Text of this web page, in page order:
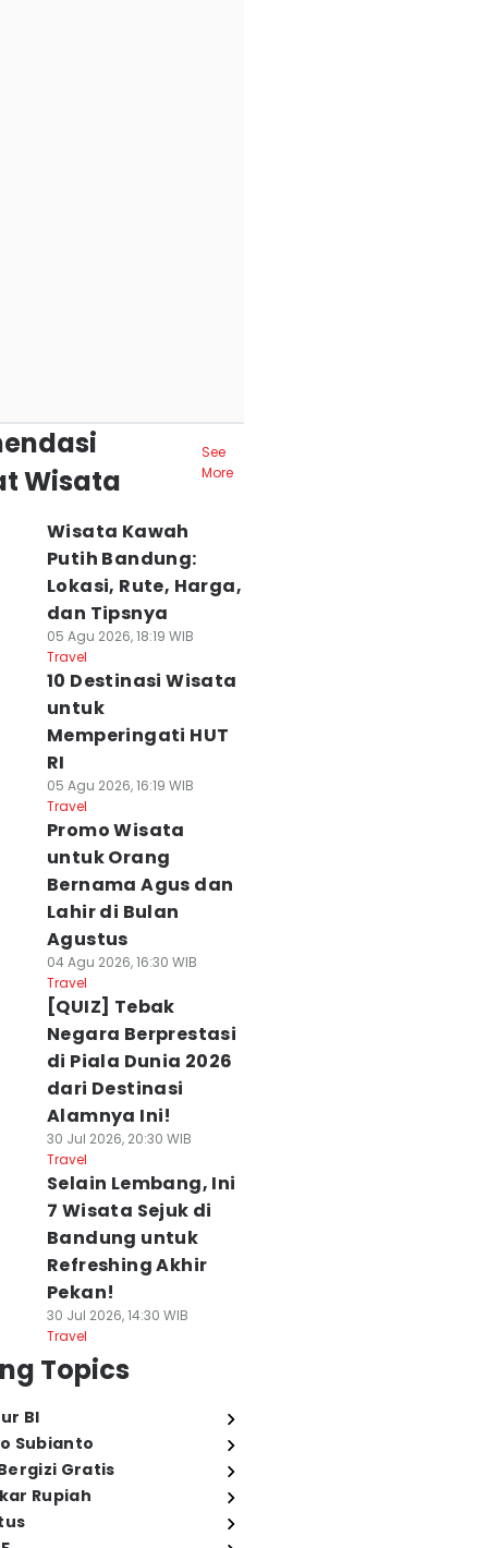
Wisata
See
More
Wisata Kawah
Putih Bandung:
Lokasi, Rute, Harga,
dan Tipsnya
05 Agu 2026, 18:19 WIB
Travel
10 Destinasi Wisata
untuk
Memperingati HUT
RI
05 Agu 2026, 16:19 WIB
Travel
Promo Wisata
untuk Orang
Bernama Agus dan
Lahir di Bulan
Agustus
04 Agu 2026, 16:30 WIB
Travel
[QUIZ] Tebak
Negara Berprestasi
di Piala Dunia 2026
dari Destinasi
Alamnya Ini!
30 Jul 2026, 20:30 WIB
Travel
Selain Lembang, Ini
7 Wisata Sejuk di
Bandung untuk
Refreshing Akhir
Pekan!
30 Jul 2026, 14:30 WIB
Travel
Topics
BI
Subianto
Gratis
Rupiah